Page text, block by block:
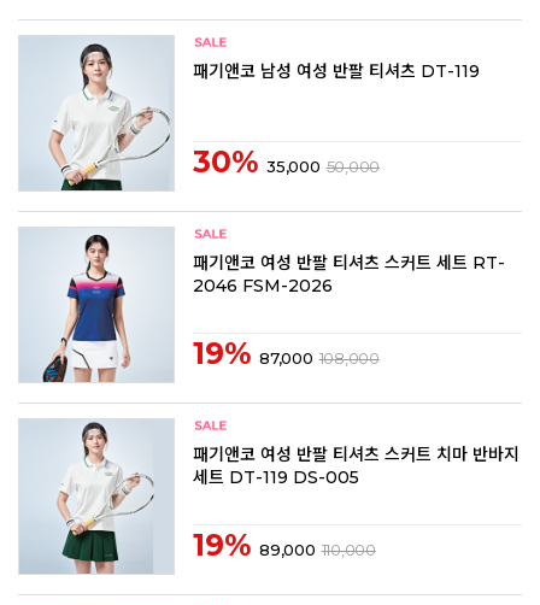
패기앤코 남성 여성 반팔 티셔츠 DT-119
30% 35,000 50,000
패기앤코 여성 반팔 티셔츠 스커트 세트 RT-
2046 FSM-2026
19% 87,000 108,000
패기앤코 여성 반팔 티셔츠 스커트 치마 반바지
세트 DT-119 DS-005
19% 89,000 110,000